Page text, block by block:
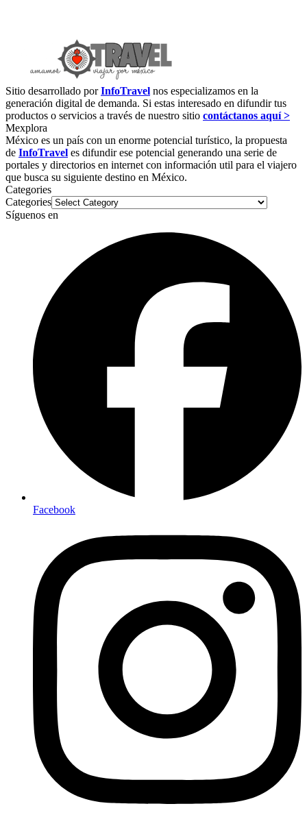
Sitio desarrollado porInfoTravel nos especializamos en la
generación digital de demanda. Si estas interesado en difundir tus
productos o servicios a través de nuestro sitio contáctanos aquí >
Mexplora
México es un país con un enorme potencial turístico, la propuesta
de InfoTravel es difundir ese potencial generando una serie de
portales y directorios en internet con información util para el viajero
que busca su siguiente destino en México.
Categories
Categories
Síguenos en
Facebook